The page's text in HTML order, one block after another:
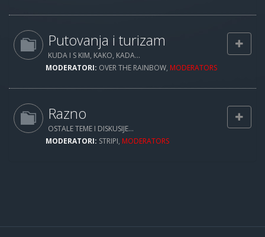
Putovanja i turizam
KUDA I S KIM, KAKO, KADA...
MODERATORI: OVER THE RAINBOW, MODERATORS
Razno
OSTALE TEME I DISKUSIJE...
MODERATORI: STRIPI, MODERATORS